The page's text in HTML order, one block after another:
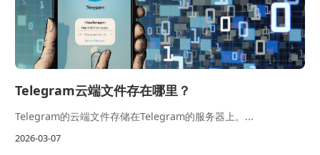
Telegram云端文件存在哪里？
Telegram的云端文件存储在Telegram的服务器上。...
2026-03-07